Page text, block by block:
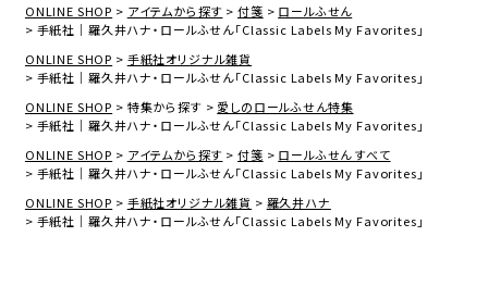
ONLINE SHOP
アイテムから探す 付箋
ロールふせん
手紙社｜羅久井ハナ・ロールふせん「Classic Labels My Favorites」
ONLINE SHOP
手紙社オリジナル雑貨
手紙社｜羅久井ハナ・ロールふせん「Classic Labels My Favorites」
ONLINE SHOP
特集から探す
愛しのロールふせん特集
手紙社｜羅久井ハナ・ロールふせん「Classic Labels My Favorites」
ONLINE SHOP
アイテムから探す 付箋
ロールふせん すべて
手紙社｜羅久井ハナ・ロールふせん「Classic Labels My Favorites」
ONLINE SHOP
手紙社オリジナル雑貨
羅久井ハナ
手紙社｜羅久井ハナ・ロールふせん「Classic Labels My Favorites」